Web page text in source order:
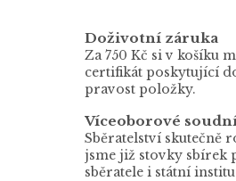
Doživotní záruka
Za 750 Kč si v košíku
certifikát poskytující
pravost položky.
Víceoborové
Sběratelství skutečně
jsme již stovky sbírek
sběratele i státní